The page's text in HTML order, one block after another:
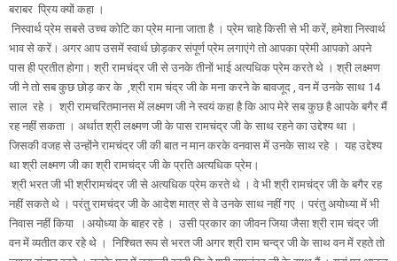
बराबर प्रिय क्यों कहा ।
निस्वार्थ प्रेम सबसे उच्च कोटि का प्रेम माना जाता है । प्रेम चाहे किसी से भी करें, हमेशा निस्वार्थ
भाव से करें। अगर आप उसमें स्वार्थ छोड़कर संपूर्ण प्रेम लगाएंगे तो आपका प्रेमी आपको अपने
पास ही प्रतीत होगा। श्री रामचंद्र जी से उनके तीनों भाई अत्यधिक प्रेम करते थे । श्री लक्ष्मण
जी ने तो सब कुछ छोड़ कर के ,श्री राम चंद्र जी के मना करने के बावजूद , वन में उनके साथ 14
साल रहे । श्री रामचरितमानस में लक्ष्मण जी ने स्वयं कहा है कि आप मेरे सब कुछ है आपके बगैर मैं
रह नहीं सकता । अर्थात श्री लक्ष्मण जी के पास रामचंद्र जी के साथ रहने का उद्देश्य था ।
जिसकी वजह से उन्होंने रामचंद्र जी की बात न मान करके वनवास में उनके साथ रहे । यह उद्देश्य
था श्री लक्ष्मण जी का श्री रामचंद्र जी के प्रति अत्यधिक प्रेम।
श्री भरत जी भी श्रीरामचंद्र जी से अत्यधिक प्रेम करते थे । वे भी श्री रामचंद्र जी के बगैर रह
नहीं सकते थे । परंतु रामचंद्र जी के आदेश मात्र से वे उनके साथ नहीं गए । परंतु अयोध्या में भी
निवास नहीं किया ।अयोध्या के बाहर रहे । उसी प्रकार का जीवन जिया जैसा श्री राम चंद्र जी
वन में व्यतीत कर रहे थे । निश्चित रूप से भरत जी अगर श्री राम चन्द्र जी के साथ वन में रहते तो